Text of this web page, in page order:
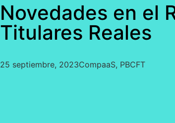
Novedades en el
Titulares Reales
25 septiembre, 2023CompaaS, PBCFT